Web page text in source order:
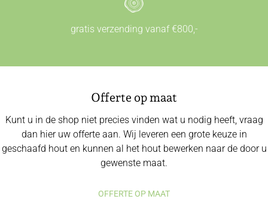
gratis verzending vanaf €800,-
Offerte op maat
Kunt u in de shop niet precies vinden wat u nodig heeft, vraag
dan hier uw offerte aan. Wij leveren een grote keuze in
geschaafd hout en kunnen al het hout bewerken naar de door u
gewenste maat.
OFFERTE OP MAAT